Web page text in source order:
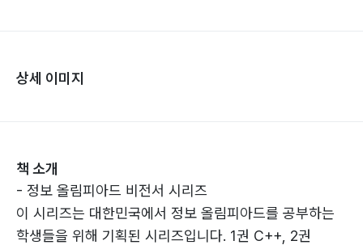
상세 이미지
책 소개
- 정보 올림피아드 비전서 시리즈
이 시리즈는 대한민국에서 정보 올림피아드를 공부하는
학생들을 위해 기획된 시리즈입니다. 1권 C++, 2권